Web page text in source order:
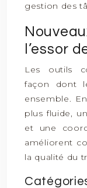
gestion des
l’essor
Les outils
façon dont
ensemble.
plus fluide,
et une
améliorent
la qualité du